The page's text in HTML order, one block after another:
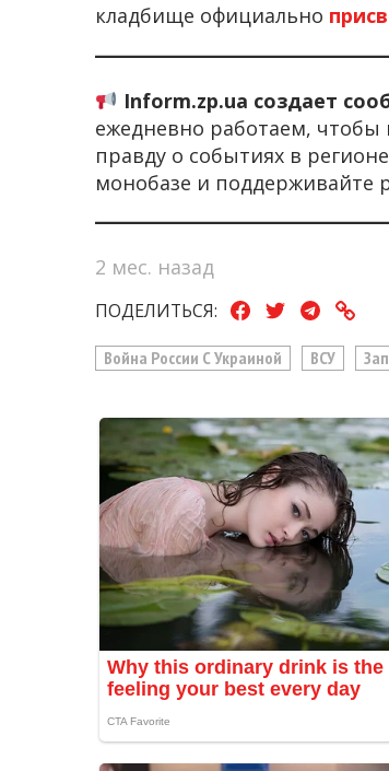
кладбище официально
Inform.zp.ua создает
ежедневно работаем,
правду о событиях в
монобазе и поддерживайте
2 мес. назад
ПОДЕЛИТЬСЯ:
Война России С Украиной ВСУ